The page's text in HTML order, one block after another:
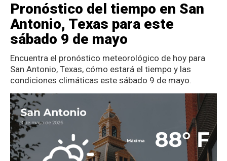
Pronóstico del tiempo en San
Antonio, Texas para este
sábado 9 de mayo
Encuentra el pronóstico meteorológico de hoy para
San Antonio, Texas, cómo estará el tiempo y las
condiciones climáticas este sábado 9 de mayo.